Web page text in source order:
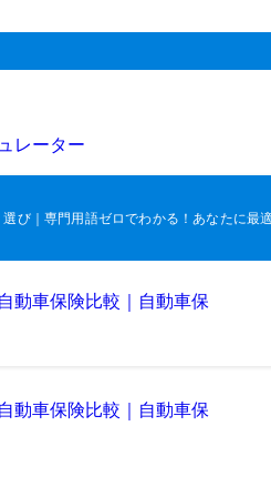
レーター
び｜専門用語ゼロでわかる！あなたに最